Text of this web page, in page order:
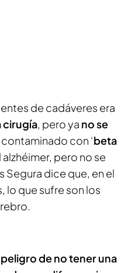
de cadáveres era
cirugía, pero ya no se
con ‘beta
alzhéimer, pero no se
Segura dice que, en el
lo que sufre son los
de no tener una